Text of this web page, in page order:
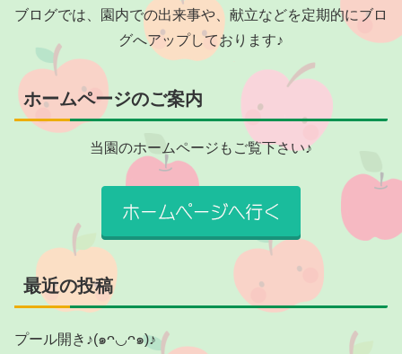
ブログでは、園内での出来事や、献立などを定期的にブロ
グへアップしております♪
ホームページのご案内
当園のホームページもご覧下さい♪
最近の投稿
プール開き♪(๑ᴖ◡ᴖ๑)♪